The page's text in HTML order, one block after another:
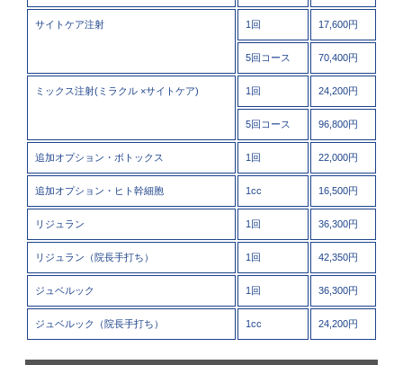
サイトケア注射 1回 17,600円
5回コース 70,400円
ミックス注射(ミラクル ×サイトケア) 1回 24,200円
5回コース 96,800円
追加オプション・ボトックス 1回 22,000円
追加オプション・ヒト幹細胞 1cc 16,500円
リジュラン 1回 36,300円
リジュラン（院長手打ち） 1回 42,350円
ジュベルック 1回 36,300円
ジュベルック（院長手打ち） 1cc 24,200円